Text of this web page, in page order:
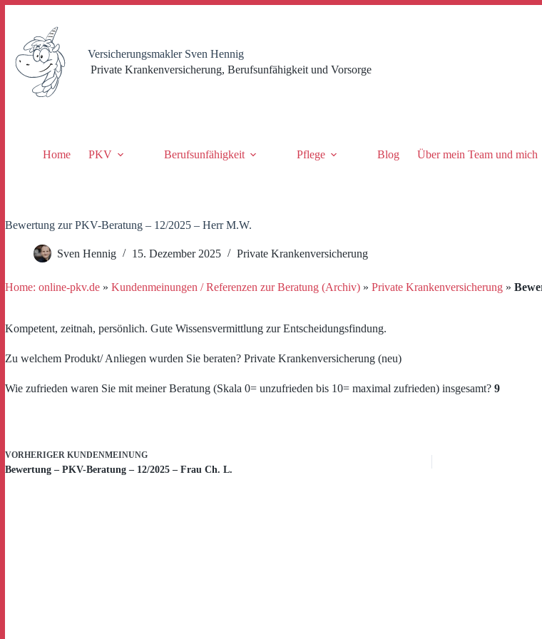
springen
Versicherungsmakler Sven Hennig
Private Krankenversicherung, Berufsunfähigkeit und Vorsorge
Home PKV Berufsunfähigkeit Pflege Blog Über mein Team und mich
Bewertung zur PKV-Beratung – 12/2025 – Herr M.W.
Sven Hennig 15. Dezember 2025 Private Krankenversicherung
Home: online-pkv.de » Kundenmeinungen / Referenzen zur Beratung (Archiv) » Private Krankenversicherung »
Kompetent, zeitnah, persönlich. Gute Wissensvermittlung zur Entscheidungsfindung.
Zu welchem Produkt/ Anliegen wurden Sie beraten? Private Krankenversicherung (neu)
Wie zufrieden waren Sie mit meiner Beratung (Skala 0= unzufrieden bis 10= maximal zufrieden) insgesamt? 9
VORHERIGER KUNDENMEINUNG
Bewertung – PKV-Beratung – 12/2025 – Frau Ch. L.